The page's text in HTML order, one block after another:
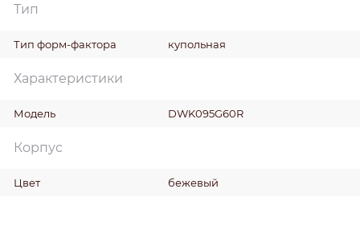
Тип
Тип форм-фактора купольная
Характеристики
Модель DWK095G60R
Корпус
Цвет бежевый